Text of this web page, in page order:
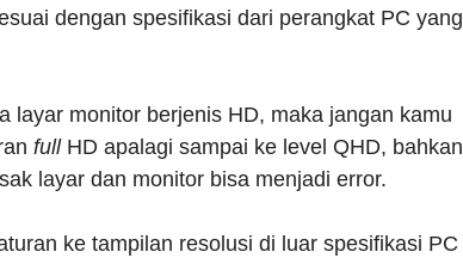
dengan spesifikasi dari perangkat PC yang
layar monitor berjenis HD, maka jangan kamu
fullHD apalagi sampai ke level QHD, bahkan
layar dan monitor bisa menjadi error.
ke tampilan resolusi di luar spesifikasi PC